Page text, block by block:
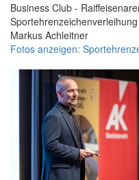
Business Club -
Markus Achleitner
Fotos anzeigen: